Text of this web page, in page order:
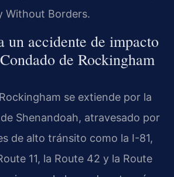
Without Borders.
un accidente de impacto
de Rockingham
se extiende por la
Shenandoah, atravesado por
de alto tránsito como la I-81,
11, la Route 42 y la Route